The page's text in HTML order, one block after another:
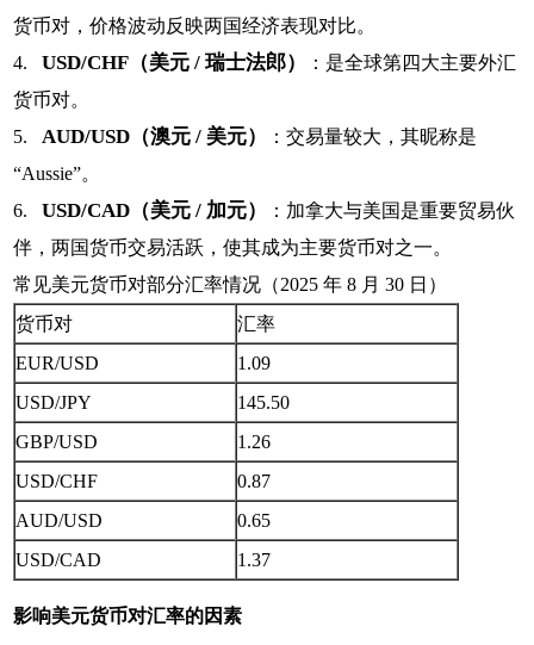
货币对，价格波动反映两国经济表现对比。
4.USD/CHF（美元 / 瑞士法郎）
：是全球第四大主要外汇
货币对。
5. AUD/USD（澳元 / 美元）
：交易量较大，其昵称是
“Aussie”。
6.USD/CAD（美元 / 加元）
：加拿大与美国是重要贸易伙
伴，两国货币交易活跃，使其成为主要货币对之一。
常见美元货币对部分汇率情况（2025 年 8 月 30 日）
货币对
汇率
EUR/USD
1.09
USD/JPY
145.50
GBP/USD
1.26
USD/CHF
0.87
AUD/USD
0.65
USD/CAD
1.37
影响美元货币对汇率的因素